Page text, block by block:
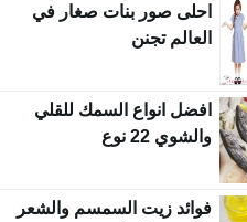
احلى صور بنات صغار في
العالم تجنن
افضل انواع السمك للقلي
والشوي 22 نوع
فوائد زيت السمسم والشعر